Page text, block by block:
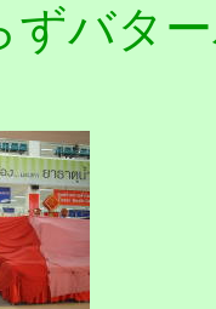
ずバタ